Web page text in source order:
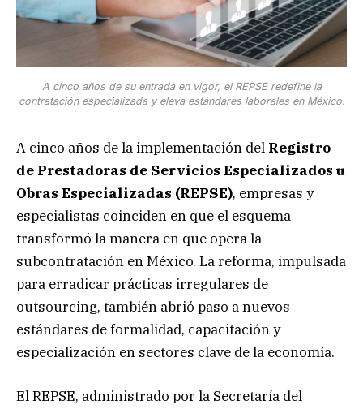
A cinco años de su entrada en vigor, el REPSE redefine la
contratación especializada y eleva estándares laborales en México.
A cinco años de la implementación del Registro
de Prestadoras de Servicios Especializados u
Obras Especializadas (REPSE), empresas y
especialistas coinciden en que el esquema
transformó la manera en que opera la
subcontratación en México. La reforma, impulsada
para erradicar prácticas irregulares de
outsourcing, también abrió paso a nuevos
estándares de formalidad, capacitación y
especialización en sectores clave de la economía.
El REPSE, administrado por la Secretaría del